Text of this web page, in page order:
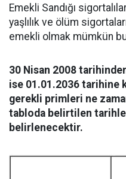
Emekli Sandığı
yaşlılık ve ölüm
emekli olmak mümkün
30 Nisan 2008
ise 01.01.2036 tarihine
gerekli primleri ne
tabloda belirtilen
belirlenecektir.